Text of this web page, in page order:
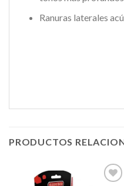
Ranuras laterales
PRODUCTOS